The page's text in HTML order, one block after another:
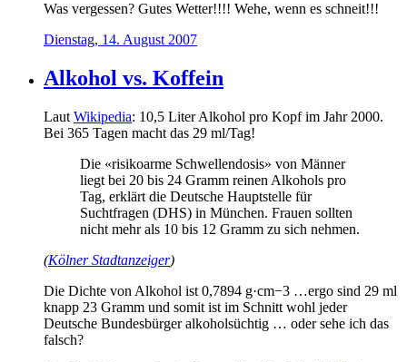
Was vergessen? Gutes Wetter!!!! Wehe, wenn es schneit!!!
Dienstag, 14. August 2007
Alkohol vs. Koffein
Laut Wikipedia: 10,5 Liter Alkohol pro Kopf im Jahr 2000.
Bei 365 Tagen macht das 29 ml/Tag!
Die «risikoarme Schwellendosis» von Männer
liegt bei 20 bis 24 Gramm reinen Alkohols pro
Tag, erklärt die Deutsche Hauptstelle für
Suchtfragen (DHS) in München. Frauen sollten
nicht mehr als 10 bis 12 Gramm zu sich nehmen.
(Kölner Stadtanzeiger)
Die Dichte von Alkohol ist 0,7894 g·cm−3 …ergo sind 29 ml
knapp 23 Gramm und somit ist im Schnitt wohl jeder
Deutsche Bundesbürger alkoholsüchtig … oder sehe ich das
falsch?